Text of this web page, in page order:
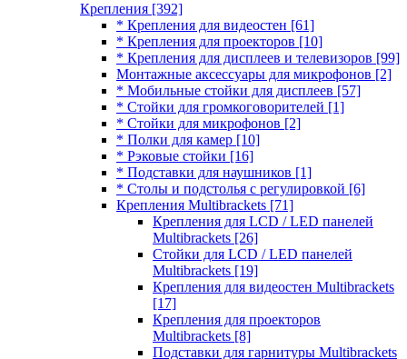
Крепления [392]
* Крепления для видеостен [61]
* Крепления для проекторов [10]
* Крепления для дисплеев и телевизоров [99]
Монтажные аксессуары для микрофонов [2]
* Мобильные стойки для дисплеев [57]
* Стойки для громкоговорителей [1]
* Стойки для микрофонов [2]
* Полки для камер [10]
* Рэковые стойки [16]
* Подставки для наушников [1]
* Столы и подстолья с регулировкой [6]
Крепления Multibrackets [71]
Крепления для LCD / LED панелей
Multibrackets [26]
Стойки для LCD / LED панелей
Multibrackets [19]
Крепления для видеостен Multibrackets
[17]
Крепления для проекторов
Multibrackets [8]
Подставки для гарнитуры Multibrackets